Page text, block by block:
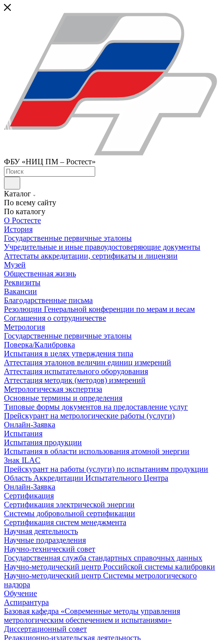
ФБУ «НИЦ ПМ – Ростест»
Каталог
По всему сайту
По каталогу
О Ростесте
История
Государственные первичные эталоны
Учредительные и иные правоудостоверяющие документы
Аттестаты аккредитации, сертификаты и лицензии
Музей
Общественная жизнь
Реквизиты
Вакансии
Благодарственные письма
Резолюции Генеральной конференции по мерам и весам
Соглашения о сотрудничестве
Метрология
Государственные первичные эталоны
Поверка/Калибровка
Испытания в целях утверждения типа
Аттестация эталонов величин единиц измерений
Аттестация испытательного оборудования
Аттестация методик (методов) измерений
Метрологическая экспертиза
Основные термины и определения
Типовые формы документов на предоставление услуг
Прейскурант на метрологические работы (услуги)
Онлайн-Заявка
Испытания
Испытания продукции
Испытания в области использования атомной энергии
Знак ILAC
Прейскурант на работы (услуги) по испытаниям продукции
Область Аккредитации Испытательного Центра
Онлайн-Заявка
Сертификация
Сертификация электрической энергии
Системы добровольной сертификации
Сертификация систем менеджмента
Научная деятельность
Научные подразделения
Научно-технический совет
Государственная служба стандартных справочных данных
Научно-методический центр Российской системы калибровки
Научно-методический центр Системы метрологического
надзора
Обучение
Аспирантура
Базовая кафедра «Современные методы управления
метрологическим обеспечением и испытаниями»
Диссертационный совет
Редакционно-издательская деятельность